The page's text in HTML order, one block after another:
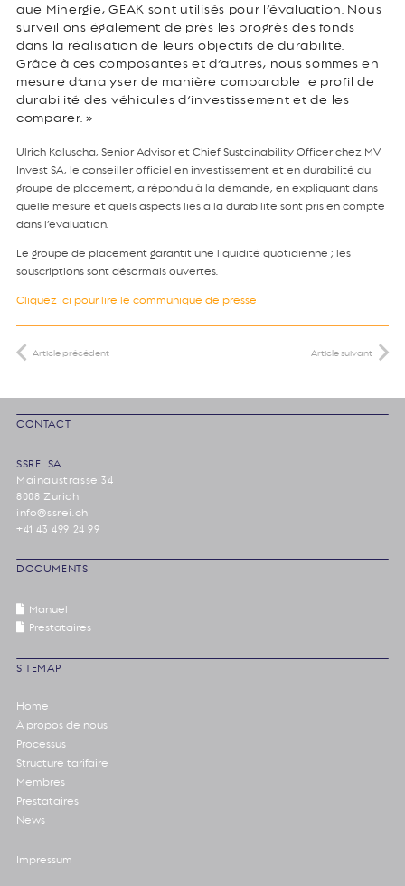
que Minergie, GEAK sont utilisés pour l’évaluation. Nous
surveillons également de près les progrès des fonds
dans la réalisation de leurs objectifs de durabilité.
Grâce à ces composantes et d’autres, nous sommes en
mesure d’analyser de manière comparable le profil de
durabilité des véhicules d’investissement et de les
comparer. »
Ulrich Kaluscha, Senior Advisor et Chief Sustainability Officer chez MV
Invest SA, le conseiller officiel en investissement et en durabilité du
groupe de placement, a répondu à la demande, en expliquant dans
quelle mesure et quels aspects liés à la durabilité sont pris en compte
dans l’évaluation.
Le groupe de placement garantit une liquidité quotidienne ; les
souscriptions sont désormais ouvertes.
Cliquez ici pour lire le communiqué de presse
Article précédent Article suivant
CONTACT
SSREI SA
Mainaustrasse 34
8008 Zurich
info@ssrei.ch
+41 43 499 24 99
DOCUMENTS
Manuel
Prestataires
SITEMAP
Home
À propos de nous
Processus
Structure tarifaire
Membres
Prestataires
News
Impressum